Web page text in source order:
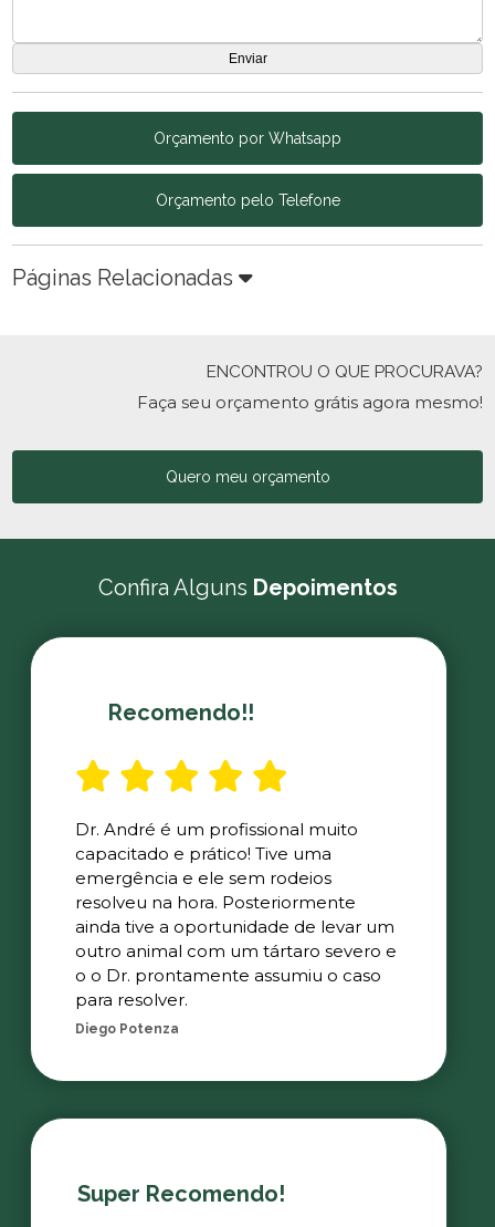
Orçamento por Whatsapp
Orçamento pelo Telefone
Páginas Relacionadas
ENCONTROU O QUE PROCURAVA?
Faça seu orçamento grátis agora mesmo!
Quero meu orçamento
Confira Alguns Depoimentos
Recomendo!!
Dr. André é um profissional muito
capacitado e prático! Tive uma
emergência e ele sem rodeios
resolveu na hora. Posteriormente
ainda tive a oportunidade de levar um
outro animal com um tártaro severo e
o o Dr. prontamente assumiu o caso
para resolver.
Diego Potenza
Super Recomendo!